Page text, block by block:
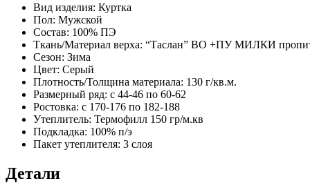
Вид изделия: Куртка
Пол: Мужской
Состав: 100% ПЭ
Ткань/Материал верха: “Таслан” ВО +ПУ МИЛКИ
Сезон: Зима
Цвет: Серый
Плотность/Толщина материала: 130 г/кв.м.
Размерный ряд: с 44-46 по 60-62
Ростовка: с 170-176 по 182-188
Утеплитель: Термофилл 150 гр/м.кв
Подкладка: 100% п/э
Пакет утеплителя: 3 слоя
Детали